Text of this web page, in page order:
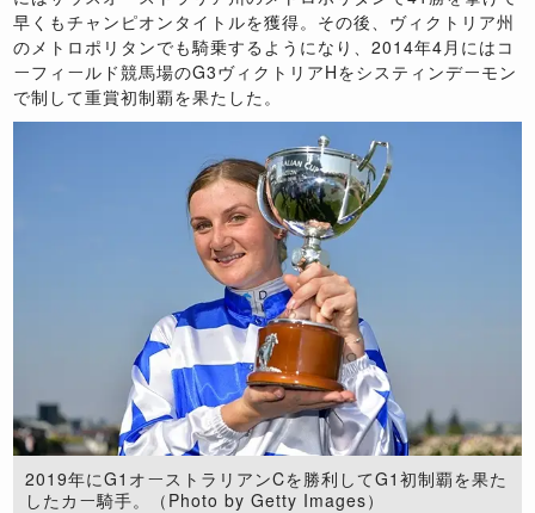
早くもチャンピオンタイトルを獲得。その後、ヴィクトリア州
のメトロポリタンでも騎乗するようになり、2014年4月にはコ
ーフィールド競馬場のG3ヴィクトリアHをシスティンデーモン
で制して重賞初制覇を果たした。
2019年にG1オーストラリアンCを勝利してG1初制覇を果た
したカー騎手。（Photo by Getty Images）